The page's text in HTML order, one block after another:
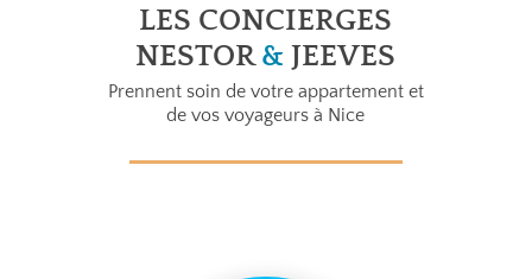
LES CONCIERGES
NESTOR& JEEVES
Prennent soin de votre appartement et
de vos voyageurs à Nice